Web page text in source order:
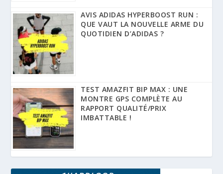
AVIS ADIDAS HYPERBOOST RUN :
QUE VAUT LA NOUVELLE ARME DU
QUOTIDIEN D’ADIDAS ?
TEST AMAZFIT BIP MAX : UNE
MONTRE GPS COMPLÈTE AU
RAPPORT QUALITÉ/PRIX
IMBATTABLE !